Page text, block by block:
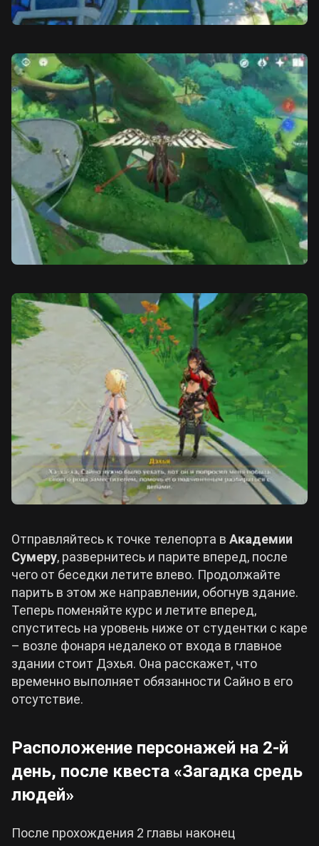
Отправляйтесь к точке телепорта в Академии
Сумеру, развернитесь и парите вперед, после
чего от беседки летите влево. Продолжайте
парить в этом же направлении, обогнув здание.
Теперь поменяйте курс и летите вперед,
спуститесь на уровень ниже от студентки с каре
– возле фонаря недалеко от входа в главное
здании стоит Дэхья. Она расскажет, что
временно выполняет обязанности Сайно в его
отсутствие.
Расположение персонажей на 2-й
день, после квеста «Загадка средь
людей»
После прохождения 2 главы наконец